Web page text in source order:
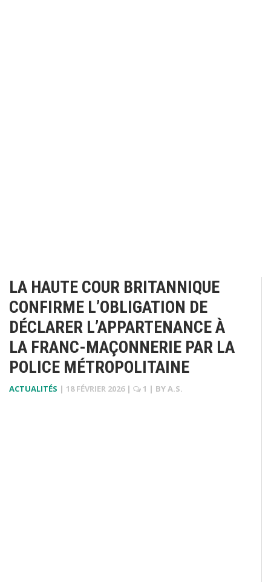
LA HAUTE COUR BRITANNIQUE
CONFIRME L’OBLIGATION DE
DÉCLARER L’APPARTENANCE À
LA FRANC-MAÇONNERIE PAR LA
POLICE MÉTROPOLITAINE
ACTUALITÉS | 18 FÉVRIER 2026 | 1 | BYA.S.